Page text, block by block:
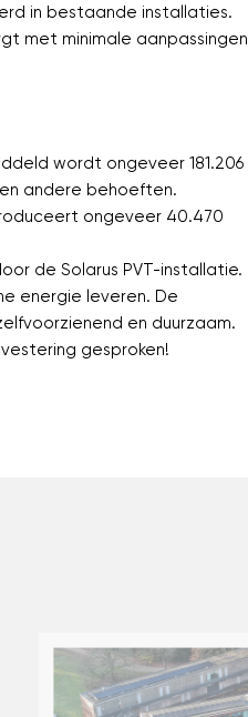
in bestaande installaties.
met minimale aanpassingen
wordt ongeveer 181.206
andere behoeften.
ongeveer 40.470
de Solarus PVT-installatie.
energie leveren. De
en duurzaam.
gesproken!